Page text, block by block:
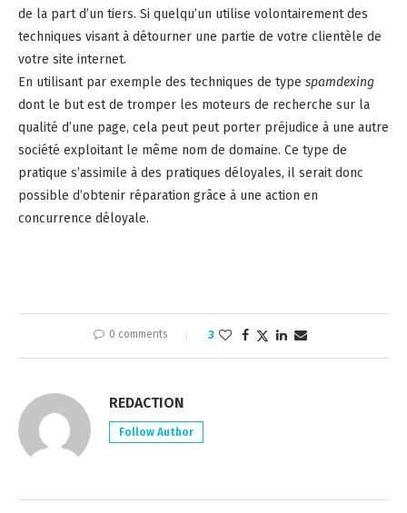
de la part d’un tiers. Si quelqu’un utilise volontairement des
techniques visant à détourner une partie de votre clientèle de
votre site internet.
En utilisant par exemple des techniques de type spamdexing
dont le but est de tromper les moteurs de recherche sur la
qualité d’une page, cela peut peut porter préjudice à une autre
société exploitant le même nom de domaine. Ce type de
pratique s’assimile à des pratiques déloyales, il serait donc
possible d’obtenir réparation grâce à une action en
concurrence déloyale.
0 comments 3
REDACTION
Follow Author